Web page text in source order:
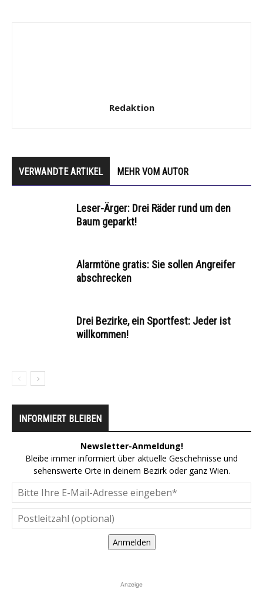
Redaktion
VERWANDTE ARTIKEL MEHR VOM AUTOR
Leser-Ärger: Drei Räder rund um den
Baum geparkt!
Alarmtöne gratis: Sie sollen Angreifer
abschrecken
Drei Bezirke, ein Sportfest: Jeder ist
willkommen!
INFORMIERT BLEIBEN
Newsletter-Anmeldung!
Bleibe immer informiert über aktuelle Geschehnisse und
sehenswerte Orte in deinem Bezirk oder ganz Wien.
Anmelden
Anzeige